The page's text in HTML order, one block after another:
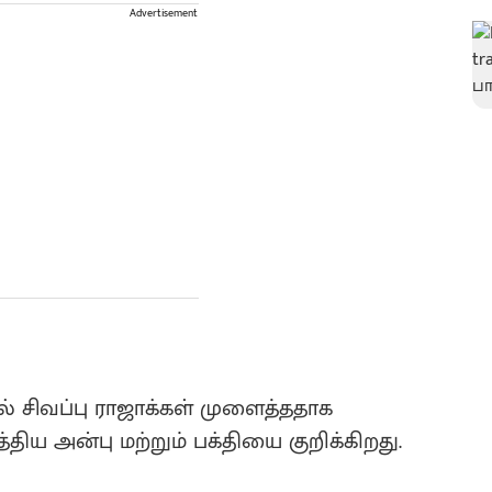
Advertisement
சிவப்பு ராஜாக்கள் முளைத்ததாக
அன்பு மற்றும் பக்தியை குறிக்கிறது.